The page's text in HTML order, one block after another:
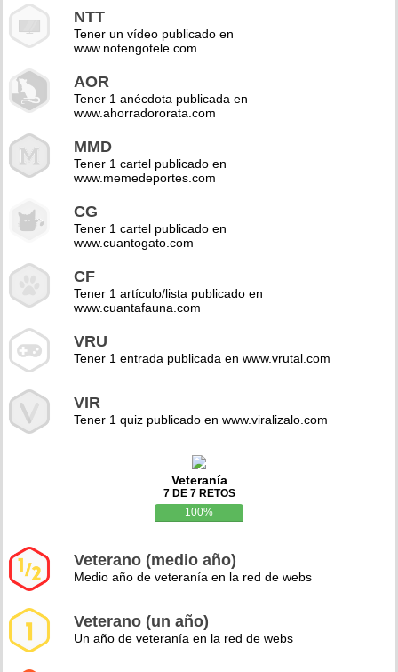
NTT
Tener un vídeo publicado en
www.notengotele.com
AOR
Tener 1 anécdota publicada en
www.ahorradororata.com
MMD
Tener 1 cartel publicado en
www.memedeportes.com
CG
Tener 1 cartel publicado en
www.cuantogato.com
CF
Tener 1 artículo/lista publicado en
www.cuantafauna.com
VRU
Tener 1 entrada publicada en www.vrutal.com
VIR
Tener 1 quiz publicado en www.viralizalo.com
Veteranía
7 DE 7 RETOS
100%
Veterano (medio año)
Medio año de veteranía en la red de webs
Veterano (un año)
Un año de veteranía en la red de webs